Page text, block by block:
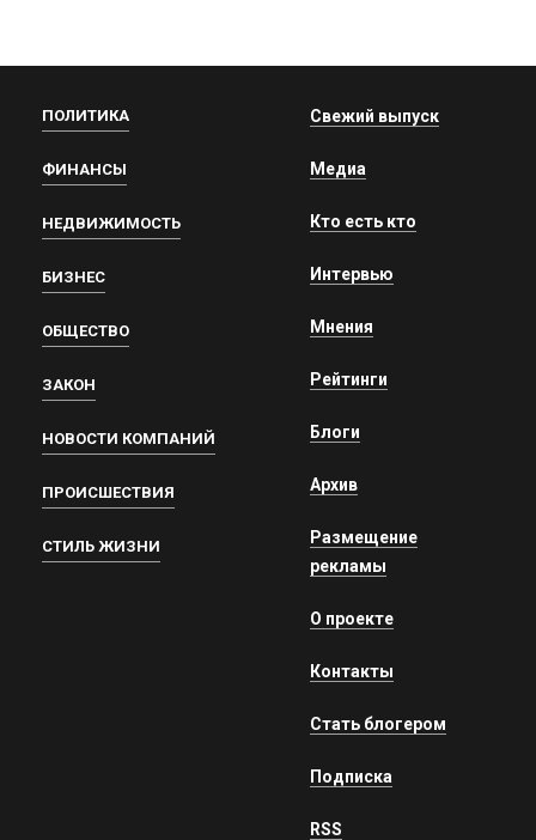
ПОЛИТИКА
ФИНАНСЫ
НЕДВИЖИМОСТЬ
БИЗНЕС
ОБЩЕСТВО
ЗАКОН
НОВОСТИ КОМПАНИЙ
ПРОИСШЕСТВИЯ
СТИЛЬ ЖИЗНИ
Свежий выпуск
Медиа
Кто есть кто
Интервью
Мнения
Рейтинги
Блоги
Архив
Размещение
рекламы
О проекте
Контакты
Стать блогером
Подписка
RSS